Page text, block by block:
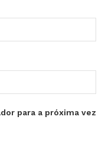
para a próxima vez